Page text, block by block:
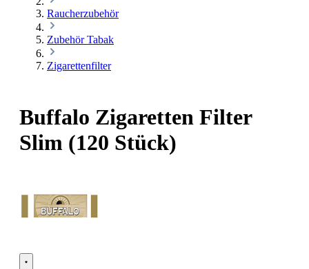
Raucherzubehör
Zubehör Tabak
Zigarettenfilter
Buffalo Zigaretten Filter
Slim (120 Stück)